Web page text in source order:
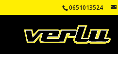
0651013524